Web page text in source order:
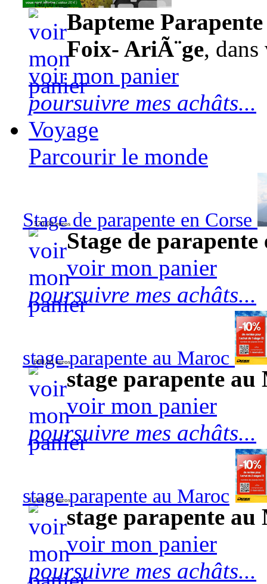
140,00 euros
Bapteme
Foix- AriÃ¨ge,
voir mon panier
poursuivre mes achâts...
Voyage
Parcourir le monde
Stage de parapente en Corse
570,00 euros
Stage de
voir mon panier
poursuivre mes achâts...
stage parapente au Maroc
690,00 euros
stage parapente
voir mon panier
poursuivre mes achâts...
stage parapente au Maroc
1 240,00 euros
stage parapente au
voir mon panier
poursuivre mes achâts...